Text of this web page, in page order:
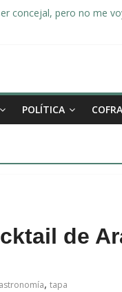
concejal, pero no me
POLÍTICA
de
, tapa